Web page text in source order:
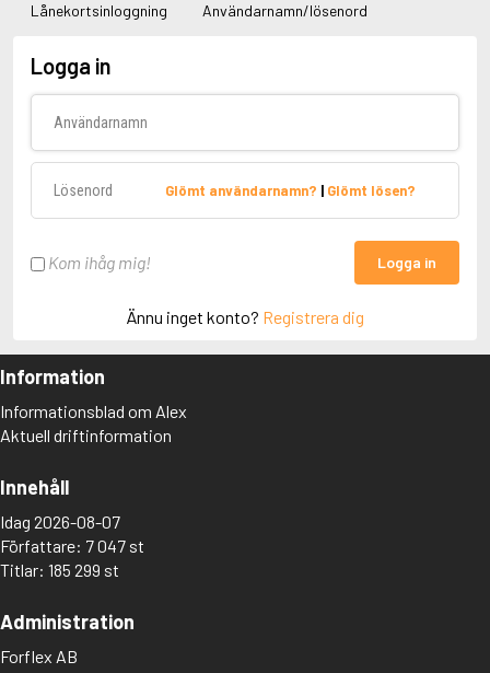
Lånekortsinloggning Användarnamn/lösenord
Logga in
Glömt användarnamn? | Glömt lösen?
Kom ihåg mig! Logga in
Ännu inget konto? Registrera dig
Information
Informationsblad om Alex
Aktuell driftinformation
Innehåll
Idag 2026-08-07
Författare: 7 047 st
Titlar: 185 299 st
Administration
Forflex AB